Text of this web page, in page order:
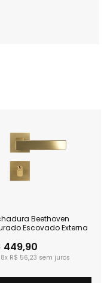
Beethoven
Escovado Externa
449,90
8x R$ 56,23